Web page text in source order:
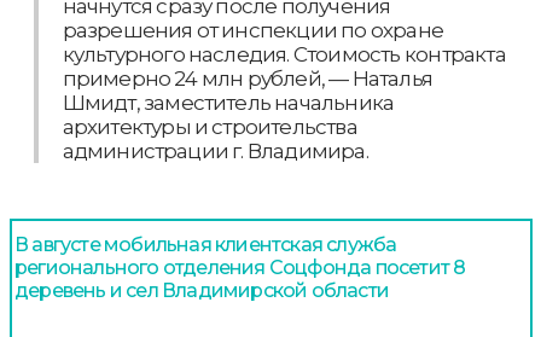
начнутся сразу после получения
разрешения от инспекции по охране
культурного наследия. Стоимость контракта
примерно 24 млн рублей, — Наталья
Шмидт, заместитель начальника
архитектуры и строительства
администрации г. Владимира.
В августе мобильная клиентская служба
регионального отделения Соцфонда посетит 8
деревень и сел Владимирской области